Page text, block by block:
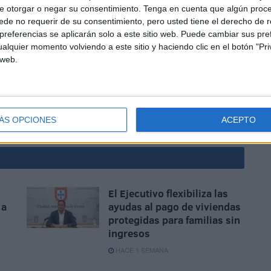
otorgar o negar su consentimiento. Tenga en cuenta que algún
no requerir de su consentimiento, pero usted tiene el derecho de
se aplicarán solo a este sitio web. Puede cambiar sus
momento volviendo a este sitio y haciendo clic en el botón
OPCIONES ACEPTO
que continúa abierto el expediente informativo tras
Endesa y respecto de la obra dela Gran Vía, se confía
la colocación de unas rejas en los Trinitarios, cuyo
de la obra está entre 7 y 8 millones, ya que la
final.
El Ejecutivo flexibiliza las
ayudas al pago de viviendas
protegidas para familias sin
ingresos
HACE 1 SEMANA